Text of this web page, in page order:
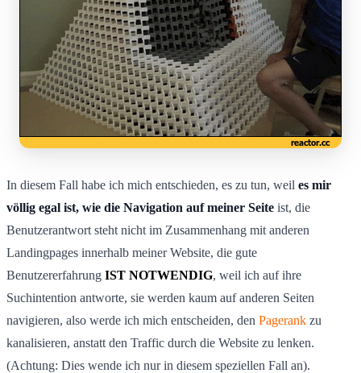
In diesem Fall habe ich mich entschieden, es zu tun, weil es mir
völlig egal ist, wie die Navigation auf meiner Seite ist, die
Benutzerantwort steht nicht im Zusammenhang mit anderen
Landingpages innerhalb meiner Website, die gute
Benutzererfahrung IST NOTWENDIG, weil ich auf ihre
Suchintention antworte, sie werden kaum auf anderen Seiten
navigieren, also werde ich mich entscheiden, den Pagerank zu
kanalisieren, anstatt den Traffic durch die Website zu lenken.
(Achtung: Dies wende ich nur in diesem speziellen Fall an).